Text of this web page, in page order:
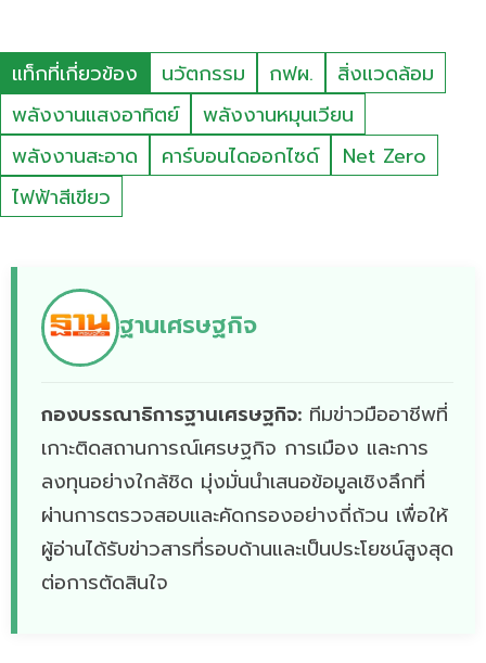
แท็กที่เกี่ยวข้อง นวัตกรรม กฟผ.
สิ่งแวดล้อม
พลังงานแสงอาทิตย์
พลังงานหมุนเวียน
พลังงานสะอาด
คาร์บอนไดออกไซด์
Net Zero
ไฟฟ้าสีเขียว
ฐานเศรษฐกิจ
กองบรรณาธิการฐานเศรษฐกิจ: ทีมข่าวมืออาชีพที่
เกาะติดสถานการณ์เศรษฐกิจ การเมือง และการ
ลงทุนอย่างใกล้ชิด มุ่งมั่นนำเสนอข้อมูลเชิงลึกที่
ผ่านการตรวจสอบและคัดกรองอย่างถี่ถ้วน เพื่อให้
ผู้อ่านได้รับข่าวสารที่รอบด้านและเป็นประโยชน์สูงสุด
ต่อการตัดสินใจ